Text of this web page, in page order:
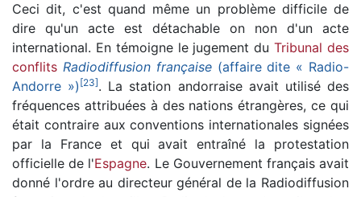
Ceci dit, c'est quand même un problème difficile de
dire qu'un acte est détachable on non d'un acte
international. En témoigne le jugement duTribunal des
conflits Radiodiffusion française(affaire dite « Radio-
Andorre ») [23]. La station andorraise avait utilisé des
fréquences attribuées à des nations étrangères, ce qui
était contraire aux conventions internationales signées
par la France et qui avait entraîné la protestation
officielle de l'Espagne. Le Gouvernement français avait
donné l'ordre au directeur général de la Radiodiffusion